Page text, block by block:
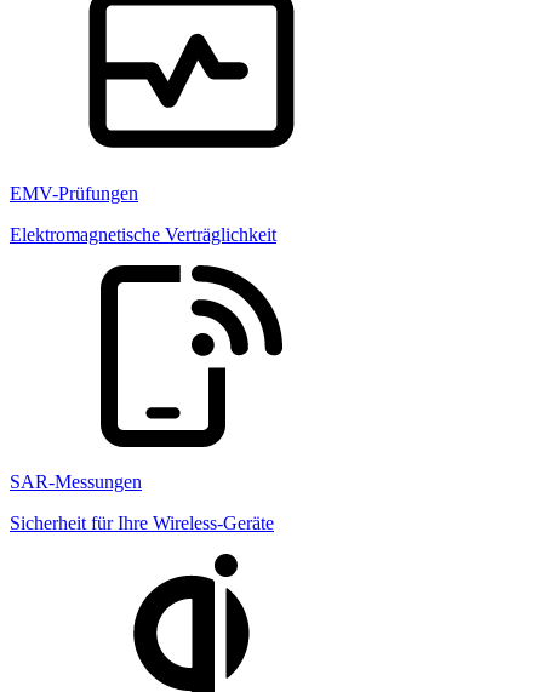
EMV-Prüfungen
Elektromagnetische Verträglichkeit
SAR-Messungen
Sicherheit für Ihre Wireless-Geräte